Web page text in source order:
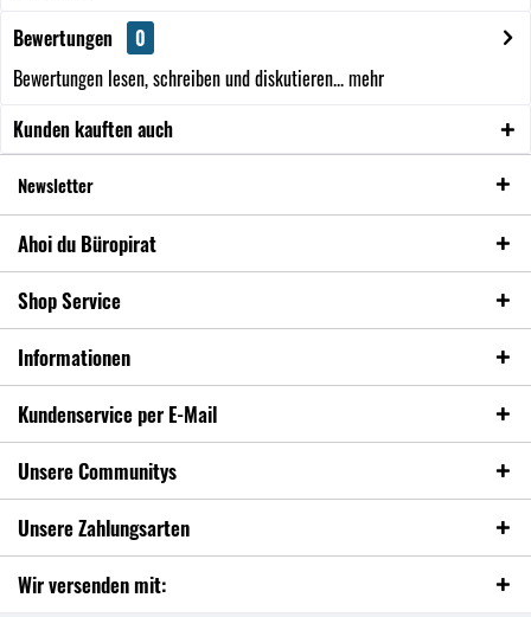
Bewertungen
0
Bewertungen lesen, schreiben und diskutieren...mehr
Kunden kauften auch
Newsletter
Ahoi du Büropirat
Shop Service
Informationen
Kundenservice per E-Mail
Unsere Communitys
Unsere Zahlungsarten
Wir versenden mit: